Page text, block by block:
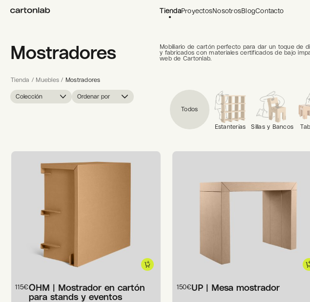
TiendaProyectosNosotrosBlogContacto
Tienda / Muebles / Mostradores
Mostradores
Mobiliario de cartón perfecto para dar un toque de
y fabricados con materiales certificados de bajo
web de Cartonlab.
Colección Ordenar por
Todos
Estanterías Sillas y Bancos
OHM | Mostrador en cartón
para stands y eventos
115€ UP | Mesa mostrador
150€